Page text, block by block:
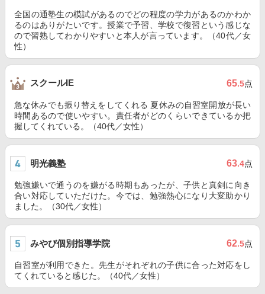
全国の通塾生の模試があるのでどの程度の学力があるのかわか
るのはありがたいです。授業で予習、学校で復習という感じな
ので習熟してわかりやすいと本人が言っています。（40代／女
性）
スクールIE 65.5点
急な休みでも振り替えをしてくれる 夏休みの自習室開放が長い
時間あるので使いやすい。責任者がどのくらいできているか把
握してくれている。（40代／女性）
明光義塾 63.4点
勉強嫌いで通うのを嫌がる時期もあったが、子供と真剣に向き
合い対応していただけた。今では、勉強熱心になり大変助かり
ました。（30代／女性）
みやび個別指導学院 62.5点
自習室が利用できた。先生がそれぞれの子供に合った対応をし
てくれていると感じた。（40代／女性）